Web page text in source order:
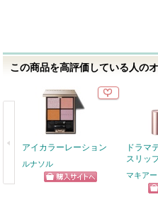
り
登
録
この商品を高評価している人の
アイカラーレーション
ルナソル
ドラマ
スリッ
マキアー